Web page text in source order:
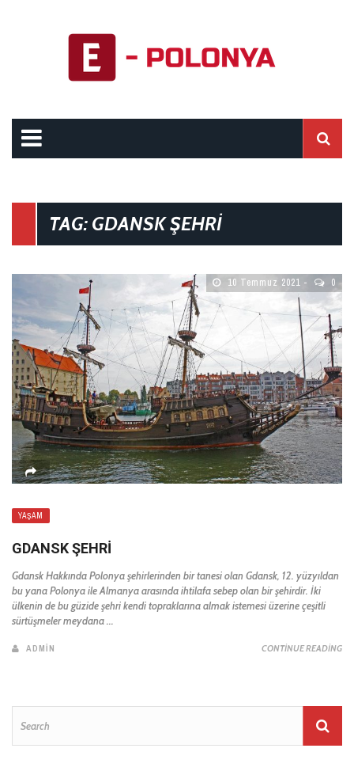
TAG: GDANSK ŞEHRI
10 Temmuz 2021 0
YAŞAM
GDANSK ŞEHRI
Gdansk Hakkında Polonya şehirlerinden bir tanesi olan Gdansk, 12. yüzyıldan
bu yana Polonya ile Almanya arasında ihtilafa sebep olan bir şehirdir. İki
ülkenin de bu güzide şehri kendi topraklarına almak istemesi üzerine çeşitli
sürtüşmeler meydana ...
ADMIN CONTINUE READING